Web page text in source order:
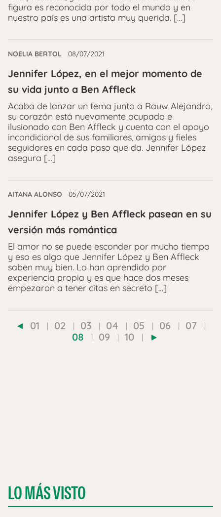
figura es reconocida por todo el mundo y en
nuestro país es una artista muy querida. […]
NOELIA BERTOL 08/07/2021
Jennifer López, en el mejor momento de
su vida junto a Ben Affleck
Acaba de lanzar un tema junto a Rauw Alejandro,
su corazón está nuevamente ocupado e
ilusionado con Ben Affleck y cuenta con el apoyo
incondicional de sus familiares, amigos y fieles
seguidores en cada paso que da. Jennifer López
asegura […]
AITANA ALONSO 05/07/2021
Jennifer López y Ben Affleck pasean en su
versión más romántica
El amor no se puede esconder por mucho tiempo
y eso es algo que Jennifer López y Ben Affleck
saben muy bien. Lo han aprendido por
experiencia propia y es que hace dos meses
empezaron a tener citas en secreto […]
01 02 03 04 05 06
07
08
09 10
LO MÁS VISTO